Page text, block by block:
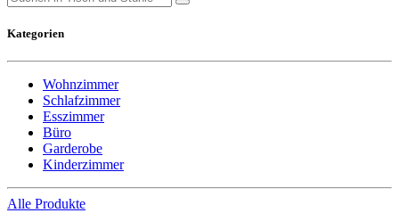
Kategorien
Wohnzimmer
Schlafzimmer
Esszimmer
Büro
Garderobe
Kinderzimmer
Alle Produkte